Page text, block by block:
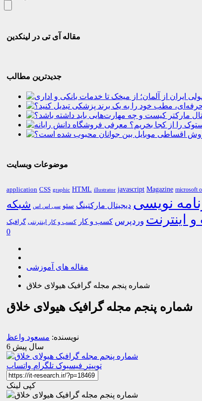
مقاله آی تی در لینکدین
جدیدترین مطالب
موضوعات وبسایت
application CSS graphic HTML illustrator javascript Magazine microsoft
نویسی دیجیتال مارکتینگ سئو سی اس اس شبکه
اینترنت وردپرس کسب و کار کسب و کار اینترنتی گرافیک
0
مقاله های آموزشی
شماره پنجم مجله گرافیک هیولای خلاق
شماره پنجم مجله گرافیک هیولای خلاق
نویسنده: مسعود واعظ
6 سال پیش
توییتر فیسبوک تلگرام واتساپ
کپی لینک